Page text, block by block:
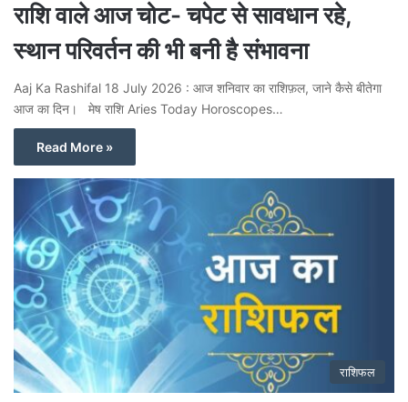
राशि वाले आज चोट- चपेट से सावधान रहे,
स्थान परिवर्तन की भी बनी है संभावना
Aaj Ka Rashifal 18 July 2026 : आज शनिवार का राशिफ़ल, जाने कैसे बीतेगा
आज का दिन। मेष राशि Aries Today Horoscopes…
Read More »
राशिफल